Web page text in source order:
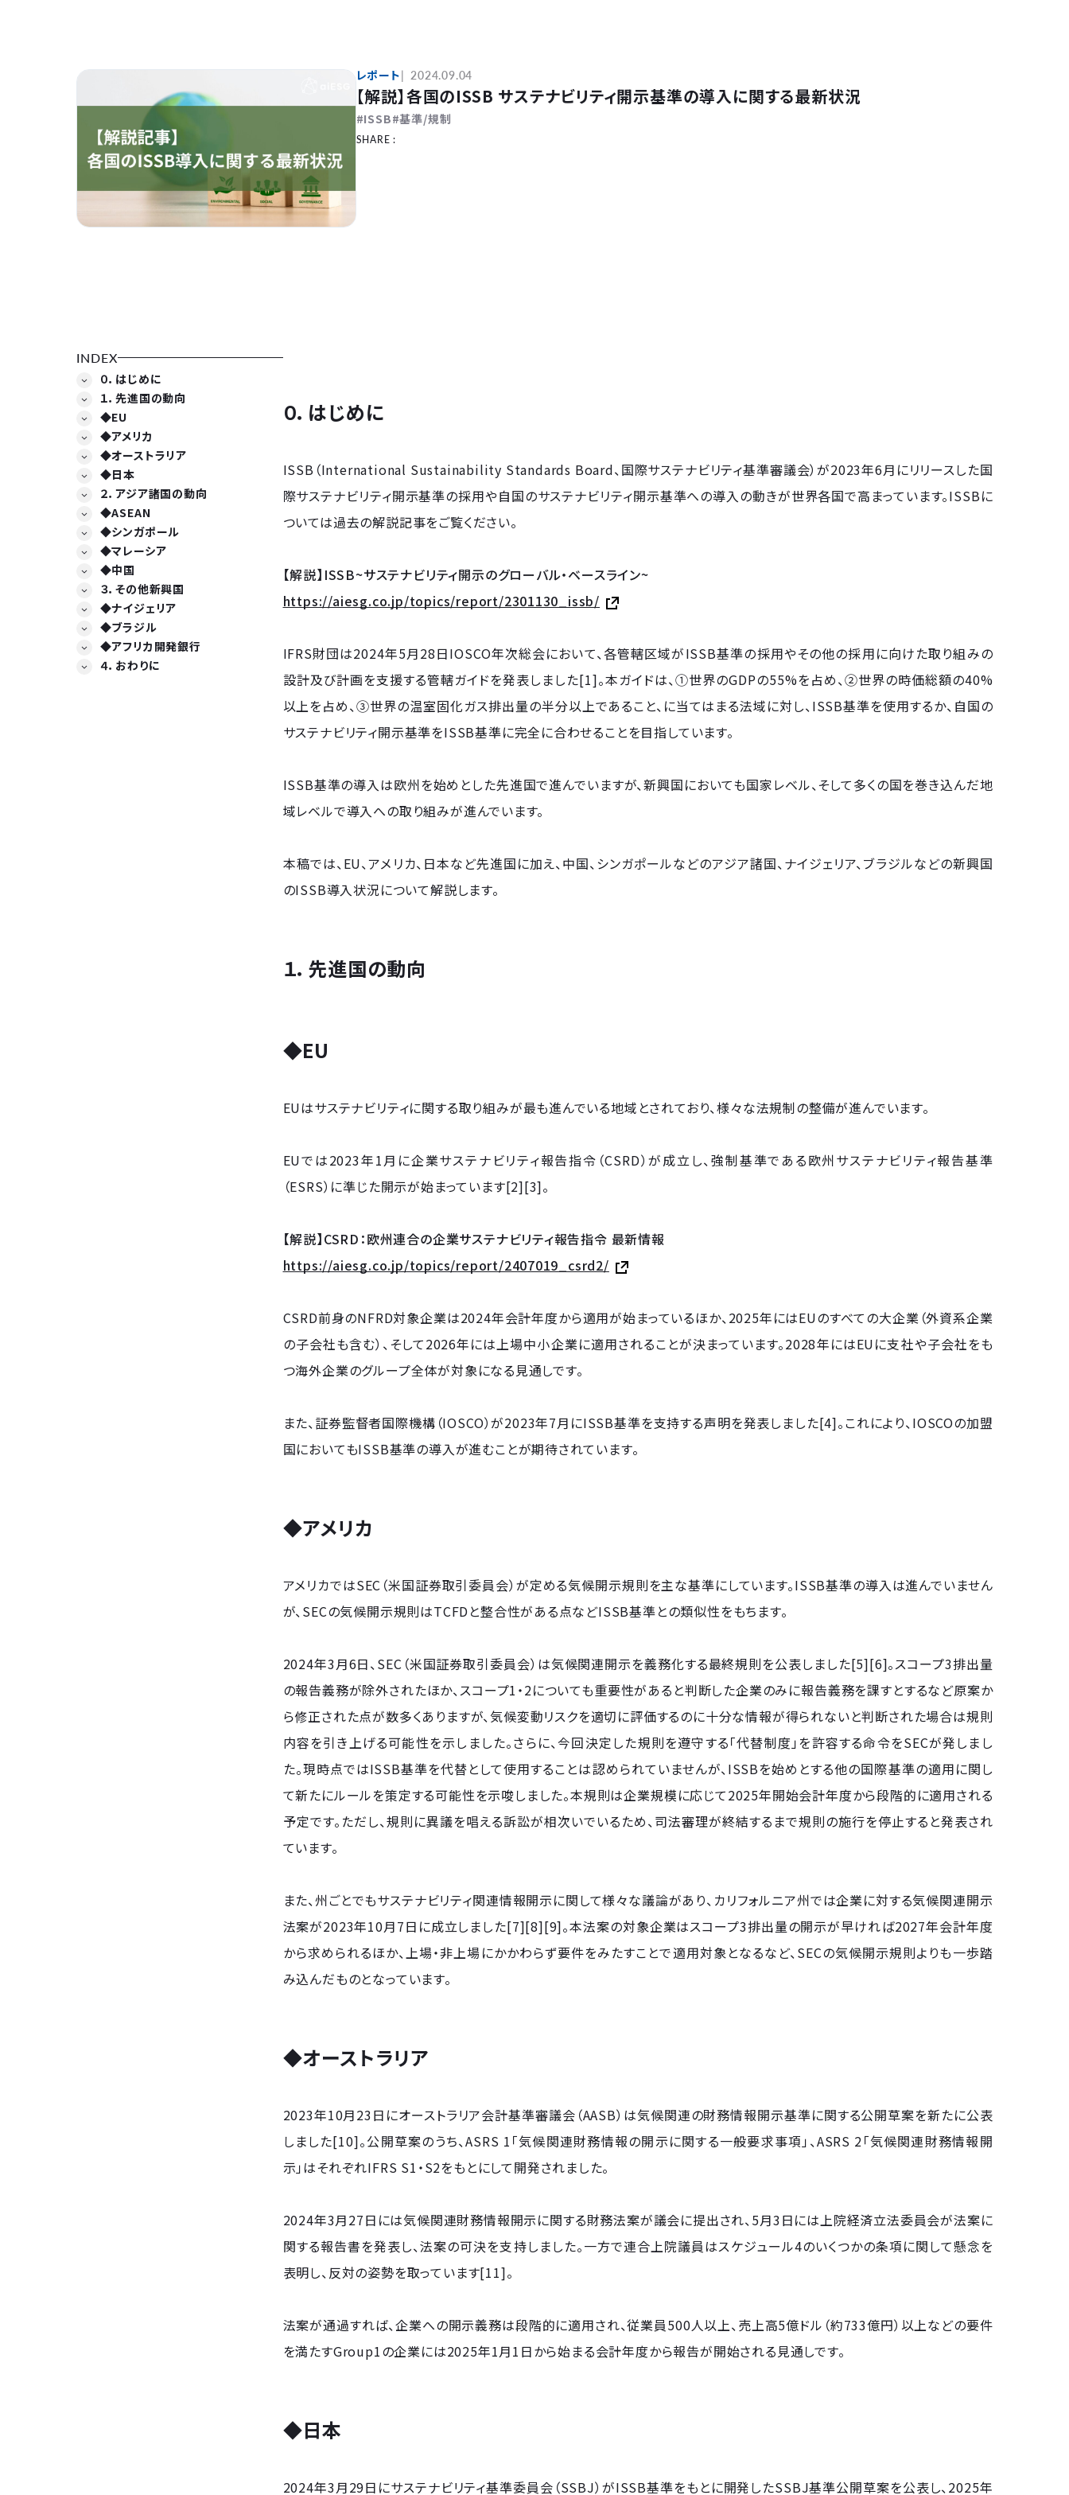
レポート 2024.09.04
【解説】各国のISSB サステナビリティ開示基準の導入に関する最新状況
ISSB 基準/規制
SHARE :
INDEX
０．はじめに
１．先進国の動向
◆EU
◆アメリカ
◆オーストラリア
◆日本
２．アジア諸国の動向
◆ASEAN
◆シンガポール
◆マレーシア
◆中国
３．その他新興国
◆ナイジェリア
◆ブラジル
◆アフリカ開発銀行
４．おわりに
０．はじめに
ISSB（International Sustainability Standards Board、国際サステナビリティ基準審議会）が2023年6月にリリースした国
際サステナビリティ開示基準の採用や自国のサステナビリティ開示基準への導入の動きが世界各国で高まっています。ISSBに
ついては過去の解説記事をご覧ください。
【解説】ISSB~サステナビリティ開示のグローバル・ベースライン~
https://aiesg.co.jp/topics/report/2301130_issb/
IFRS財団は2024年5月28日IOSCO年次総会において、各管轄区域がISSB基準の採用やその他の採用に向けた取り組みの
設計及び計画を支援する管轄ガイドを発表しました[1]。本ガイドは、①世界のGDPの55%を占め、②世界の時価総額の40%
以上を占め、③世界の温室固化ガス排出量の半分以上であること、に当てはまる法域に対し、ISSB基準を使用するか、自国の
サステナビリティ開示基準をISSB基準に完全に合わせることを目指しています。
ISSB基準の導入は欧州を始めとした先進国で進んでいますが、新興国においても国家レベル、そして多くの国を巻き込んだ地
域レベルで導入への取り組みが進んでいます。
本稿では、EU、アメリカ、日本など先進国に加え、中国、シンガポールなどのアジア諸国、ナイジェリア、ブラジルなどの新興国
のISSB導入状況について解説します。
１．先進国の動向
◆EU
EUはサステナビリティに関する取り組みが最も進んでいる地域とされており、様々な法規制の整備が進んでいます。
EUでは2023年1月に企業サステナビリティ報告指令（CSRD）が成立し、強制基準である欧州サステナビリティ報告基準
（ESRS）に準じた開示が始まっています[2][3]。
【解説】CSRD：欧州連合の企業サステナビリティ報告指令 最新情報
https://aiesg.co.jp/topics/report/2407019_csrd2/
CSRD前身のNFRD対象企業は2024年会計年度から適用が始まっているほか、2025年にはEUのすべての大企業（外資系企業
の子会社も含む）、そして2026年には上場中小企業に適用されることが決まっています。2028年にはEUに支社や子会社をも
つ海外企業のグループ全体が対象になる見通しです。
また、証券監督者国際機構（IOSCO）が2023年7月にISSB基準を支持する声明を発表しました[4]。これにより、IOSCOの加盟
国においてもISSB基準の導入が進むことが期待されています。
◆アメリカ
アメリカではSEC（米国証券取引委員会）が定める気候開示規則を主な基準にしています。ISSB基準の導入は進んでいません
が、SECの気候開示規則はTCFDと整合性がある点などISSB基準との類似性をもちます。
2024年3月6日、SEC（米国証券取引委員会）は気候関連開示を義務化する最終規則を公表しました[5][6]。スコープ3排出量
の報告義務が除外されたほか、スコープ1・2についても重要性があると判断した企業のみに報告義務を課すとするなど原案か
ら修正された点が数多くありますが、気候変動リスクを適切に評価するのに十分な情報が得られないと判断された場合は規則
内容を引き上げる可能性を示しました。さらに、今回決定した規則を遵守する「代替制度」を許容する命令をSECが発しまし
た。現時点ではISSB基準を代替として使用することは認められていませんが、ISSBを始めとする他の国際基準の適用に関し
て新たにルールを策定する可能性を示唆しました。本規則は企業規模に応じて2025年開始会計年度から段階的に適用される
予定です。ただし、規則に異議を唱える訴訟が相次いでいるため、司法審理が終結するまで規則の施行を停止すると発表され
ています。
また、州ごとでもサステナビリティ関連情報開示に関して様々な議論があり、カリフォルニア州では企業に対する気候関連開示
法案が2023年10月7日に成立しました[7][8][9]。本法案の対象企業はスコープ3排出量の開示が早ければ2027年会計年度
から求められるほか、上場・非上場にかかわらず要件をみたすことで適用対象となるなど、SECの気候開示規則よりも一歩踏
み込んだものとなっています。
◆オーストラリア
2023年10月23日にオーストラリア会計基準審議会（AASB）は気候関連の財務情報開示基準に関する公開草案を新たに公表
しました[10]。公開草案のうち、ASRS 1「気候関連財務情報の開示に関する一般要求事項」、ASRS 2「気候関連財務情報開
示」はそれぞれIFRS S1・S2をもとにして開発されました。
2024年3月27日には気候関連財務情報開示に関する財務法案が議会に提出され、5月3日には上院経済立法委員会が法案に
関する報告書を発表し、法案の可決を支持しました。一方で連合上院議員はスケジュール4のいくつかの条項に関して懸念を
表明し、反対の姿勢を取っています[11]。
法案が通過すれば、企業への開示義務は段階的に適用され、従業員500人以上、売上高5億ドル（約733億円）以上などの要件
を満たすGroup1の企業には2025年1月1日から始まる会計年度から報告が開始される見通しです。
◆日本
2024年3月29日にサステナビリティ基準委員会（SSBJ）がISSB基準をもとに開発したSSBJ基準公開草案を公表し、2025年